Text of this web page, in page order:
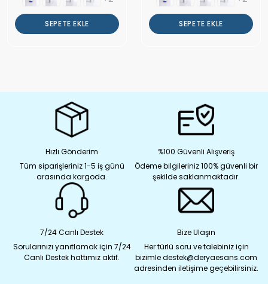
SEPETE EKLE SEPETE EKLE
Hızlı Gönderim
Tüm siparişleriniz 1-5 iş günü
arasında kargoda.
%100 Güvenli Alışveriş
Ödeme bilgileriniz 100% güvenli bir
şekilde saklanmaktadır.
7/24 Canlı Destek
Sorularınızı yanıtlamak için 7/24
Canlı Destek hattımız aktif.
Bize Ulaşın
Her türlü soru ve talebiniz için
bizimle destek@deryaesans.com
adresinden iletişime geçebilirsiniz.